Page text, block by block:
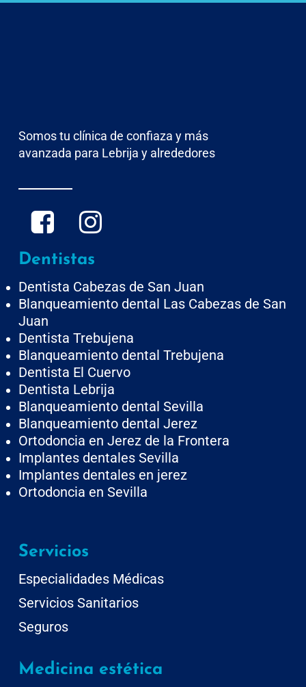
Somos tu clínica de confiaza y más
avanzada para Lebrija y alrededores
Dentistas
Dentista Cabezas de San Juan
Blanqueamiento dental Las Cabezas de San
Juan
Dentista Trebujena
Blanqueamiento dental Trebujena
Dentista El Cuervo
Dentista Lebrija
Blanqueamiento dental Sevilla
Blanqueamiento dental Jerez
Ortodoncia en Jerez de la Frontera
Implantes dentales Sevilla
Implantes dentales en jerez
Ortodoncia en Sevilla
Servicios
Especialidades Médicas
Servicios Sanitarios
Seguros
Medicina estética